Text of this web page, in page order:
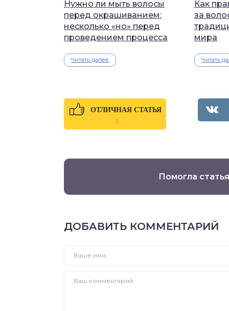
Нужно ли мыть волосы
перед окрашиванием:
несколько «но» перед
проведением процесса
Читать далее
Как
за
мира
Читать
ОТЛИЧНАЯ СТАТЬЯ
0
Помогла
ДОБАВИТЬ КОММЕНТАРИЙ